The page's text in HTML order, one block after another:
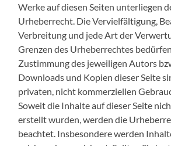
Werke auf diesen Seiten unterliegen
Urheberrecht. Die Vervielfältigung,
Verbreitung und jede Art der
Grenzen des Urheberrechtes
Zustimmung des jeweiligen Autors
Downloads und Kopien dieser Seite
privaten, nicht kommerziellen
Soweit die Inhalte auf dieser Seite
erstellt wurden, werden die
beachtet. Insbesondere werden